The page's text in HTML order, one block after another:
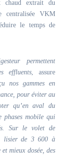
chaud extrait du
centralisée VKM
le temps de
permettent
effluents, assure
nos gammes en
pour éviter au
qu’en aval du
phases mobile qui
Sur le volet de
à lisier de 3 600 à
mieux dosée, des